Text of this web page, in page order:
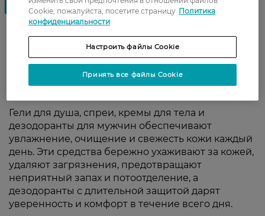
Мужская косметика для тела —
ежедневный уход, свежесть и
комфорт
Гели для душа, спреи, кремы для тела и
дезодоранты для мужчин обеспечивают
увлажнение, очищение и свежесть кожи каждый
день. Эти средства бережно ухаживают за кожей,
удаляют загрязнения, предотвращают
неприятный запах и потоотделение, а
дезодоранты с длительной защитой дарят
уверенность и комфорт в течение всего дня.
Cookie, пожалуйста, посетите страницу Политика
конфиденциальности
Настроить файлы Cookie
Принять все файлы Cookie